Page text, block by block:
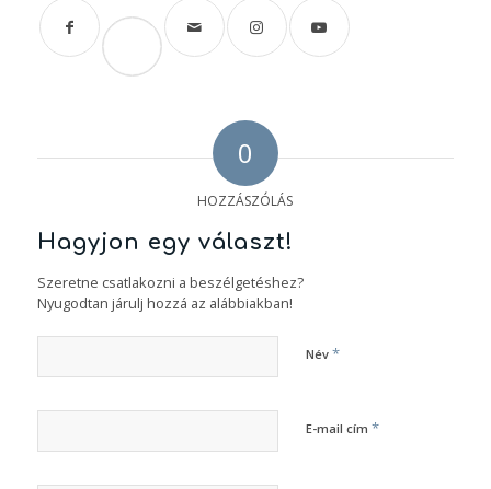
Save
0
HOZZÁSZÓLÁS
Hagyjon egy választ!
Szeretne csatlakozni a beszélgetéshez?
Nyugodtan járulj hozzá az alábbiakban!
Név *
E-mail cím *